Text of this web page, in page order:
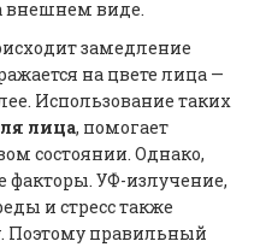
внешнем виде.
замедление
на цвете лица —
Использование таких
лица, помогает
состоянии. Однако,
УФ-излучение,
и стресс также
Поэтому правильный